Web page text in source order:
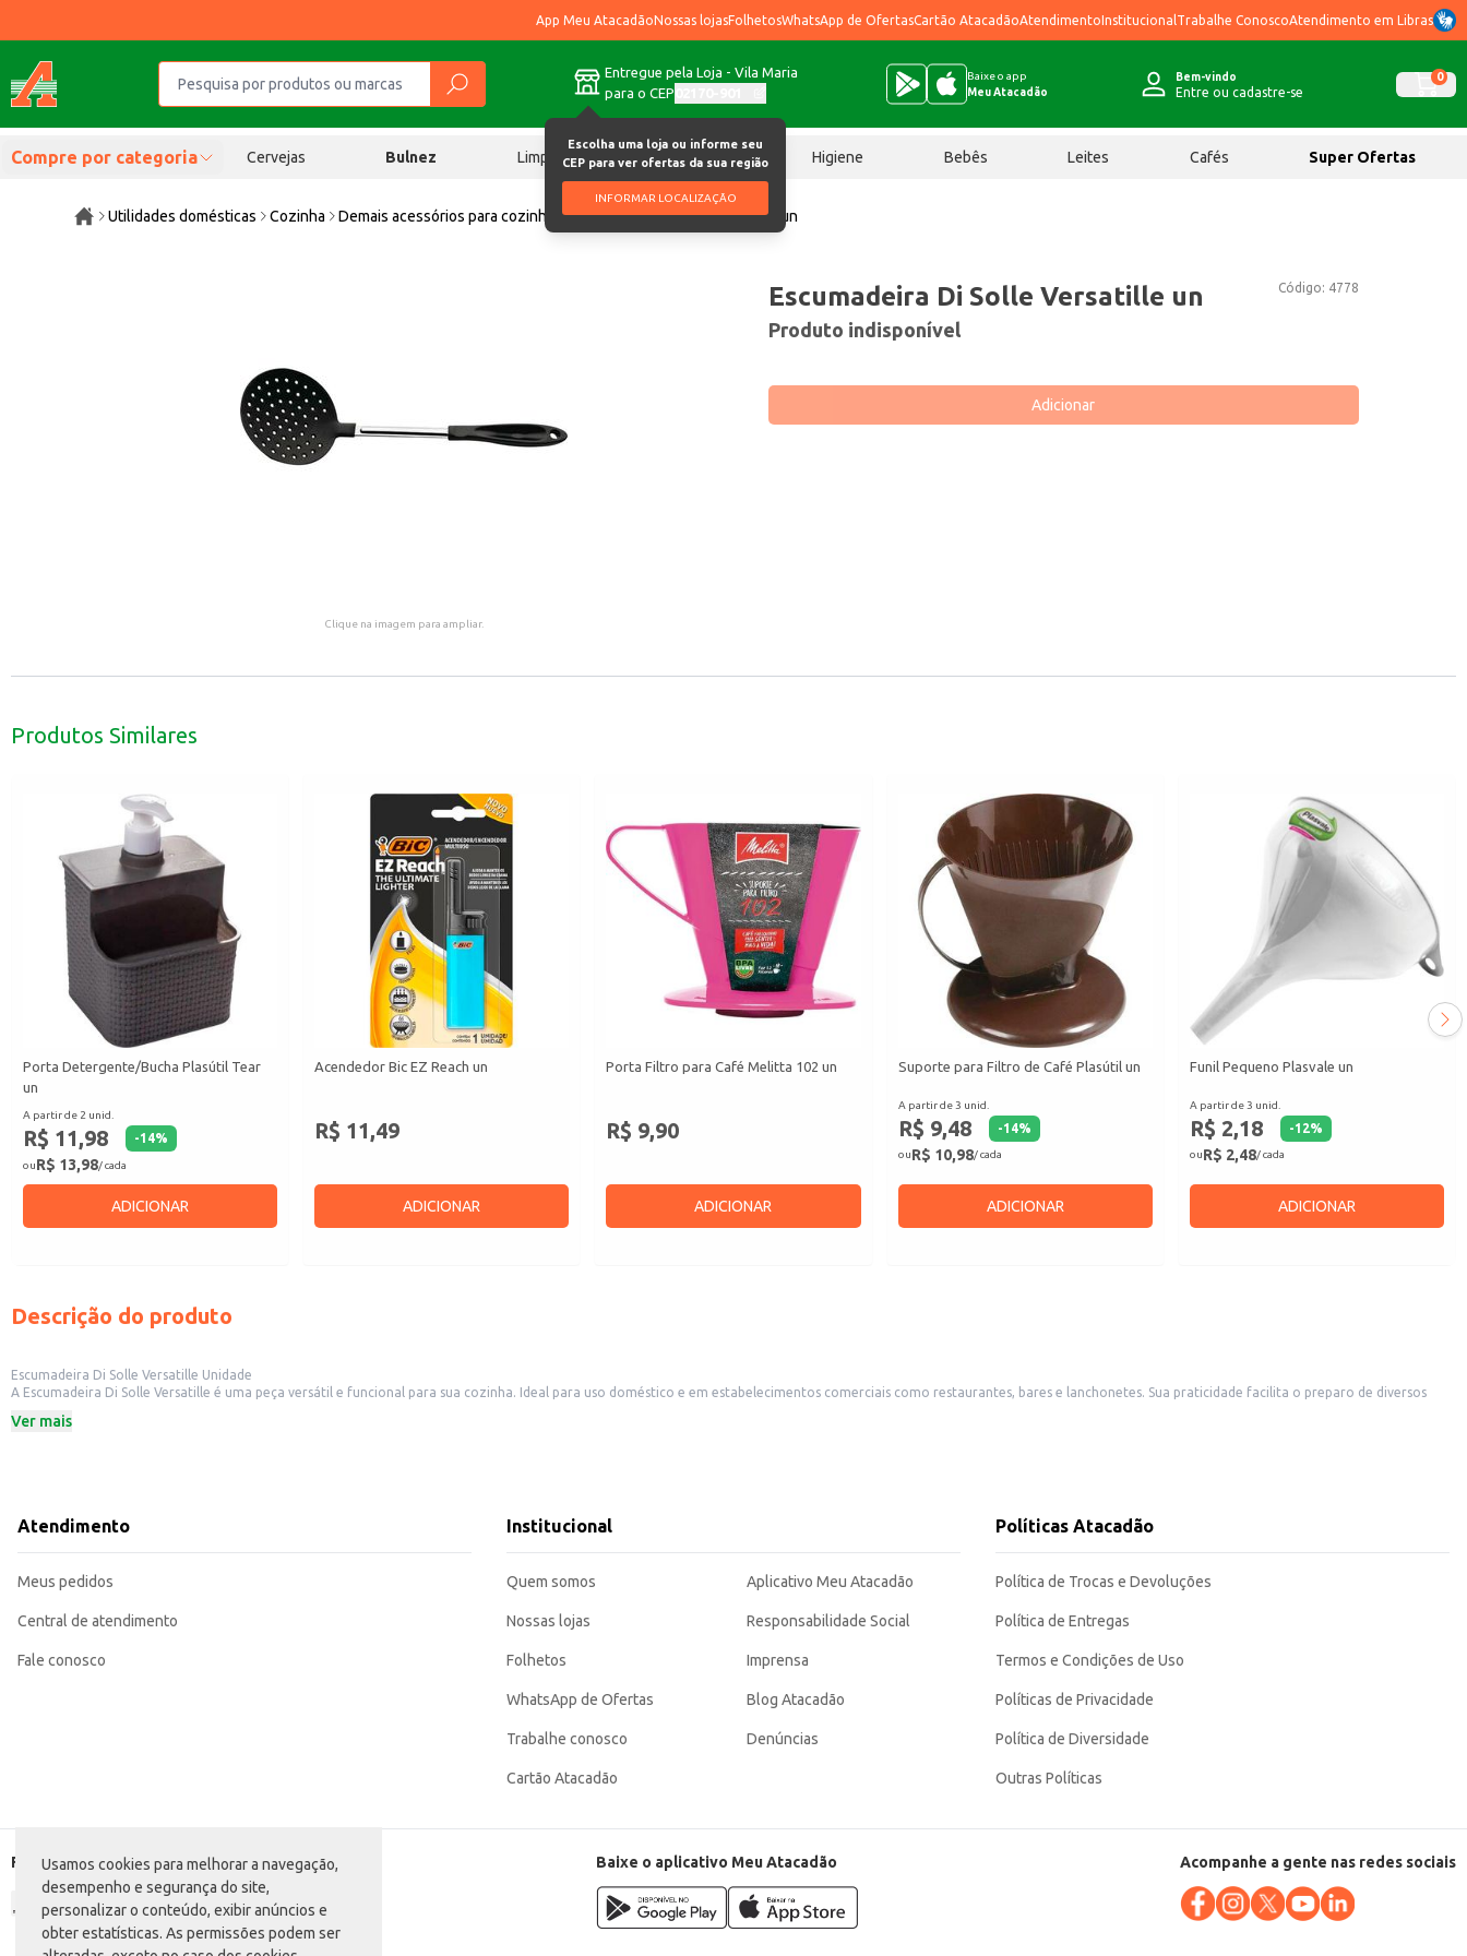
Usamos cookies para melhorar a navegação,
desempenho e segurança do site,
personalizar o conteúdo, exibir anúncios e
obter estatísticas. As permissões podem ser
App Meu AtacadãoNossas lojasFolhetosWhatsApp de OfertasCartão AtacadãoAtendimentoInstitucional Trabalhe ConoscoAtendimento em Libras
Entregue pela Loja - Vila Maria
para o CEP
Escolha uma loja ou informe seu
CEP para ver ofertas da sua região
INFORMAR LOCALIZAÇÃO
Baixe o app
Meu Atacadão
Bem-vindo
Entre ou cadastre-se
0
Compre por categoria Cervejas Bulnez Limpeza Chocolates Higiene Bebês Leites Cafés Super Ofertas
Utilidades domésticas Cozinha Demais acessórios para cozinha Escumadeira Di Solle Versatille un
Clique na imagem para ampliar.
Código: 4778
Escumadeira Di Solle Versatille un
Produto indisponível
Adicionar
Produtos Similares
Porta Detergente/Bucha Plasútil Tear
un
A partir de 2 unid.
R$ 11,98 -14%
ouR$ 13,98/ cada
ADICIONAR
Acendedor Bic EZ Reach un
R$ 11,49
ADICIONAR
Porta Filtro para Café Melitta 102 un
R$ 9,90
ADICIONAR
Suporte para Filtro de Café Plasútil un
A partir de 3 unid.
R$ 9,48 -14%
ouR$ 10,98/ cada
ADICIONAR
Funil Pequeno Plasvale un
A partir de 3 unid.
R$ 2,18 -12%
ouR$ 2,48/ cada
ADICIONAR
Descrição do produto
Escumadeira Di Solle Versatille Unidade
A Escumadeira Di Solle Versatille é uma peça versátil e funcional para sua cozinha. Ideal para uso doméstico e em estabelecimentos comerciais como restaurantes, bares e lanchonetes. Sua praticidade facilita o preparo de diversos
Marca: Di Solle
Perfeita para uso em diversas receitas, facilitando o preparo de seus pratos.
A Escumadeira Di Solle Versatille proporciona praticidade e eficiência no seu dia a dia, seja em casa ou em seu negócio. Sua construção garante durabilidade e facilita a limpeza.
Ver mais
Atendimento
Meus pedidos
Central de atendimento
Fale conosco
Institucional
Quem somos
Nossas lojas
Folhetos
WhatsApp de Ofertas
Trabalhe conosco
Cartão Atacadão
Aplicativo Meu Atacadão
Responsabilidade Social
Imprensa
Blog Atacadão
Denúncias
Políticas Atacadão
Política de Trocas e Devoluções
Política de Entregas
Termos e Condições de Uso
Políticas de Privacidade
Política de Diversidade
Outras Políticas
Formas de pagamento Baixe o aplicativo Meu Atacadão Acompanhe a gente nas redes sociais